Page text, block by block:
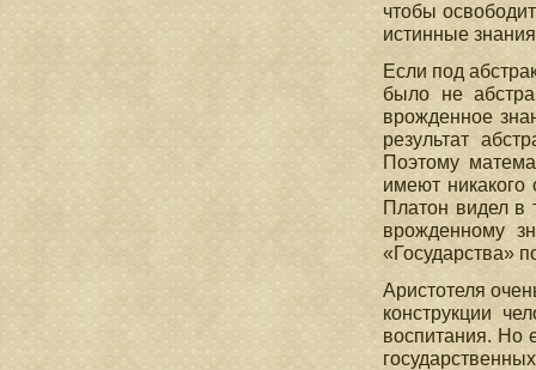
чтобы
истинные
Если под
было не
врожденное
результат
Поэтому
имеют никакого
Платон видел в
врожденному
«Государства»
Аристотеля
конструкции
воспитания. Но